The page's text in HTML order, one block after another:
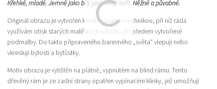
Křehké, mladé. Jemné jako bílý jabloňový květ. Něžné a půvabné.
Originál obrazu je vytvořen kombinovanou technikou, při níž ráda
využívám otisk starých malířských válečků do předem vytvořené
podmalby. Do takto připraveného barevného „světa“ vlepuji nebo
vkresluji bytosti a bytůstky.
Motiv obrazu je vytištěn na plátně, vypnutém na blind rámu. Tento
dřevěný rám je ze zadní strany opatřen vypínacími klínky, jež umožňují